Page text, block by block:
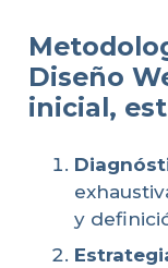
Diseño
inicial,
y